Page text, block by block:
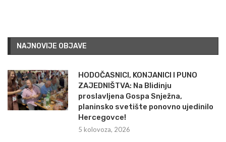
NAJNOVIJE OBJAVE
HODOČASNICI, KONJANICI I PUNO
ZAJEDNIŠTVA: Na Blidinju
proslavljena Gospa Snježna,
planinsko svetište ponovno ujedinilo
Hercegovce!
5 kolovoza, 2026